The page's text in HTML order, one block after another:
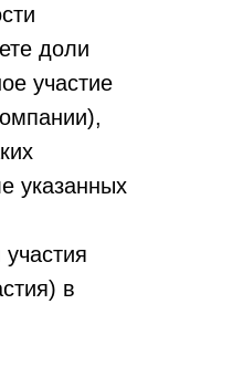
доли
участие
указанных
в